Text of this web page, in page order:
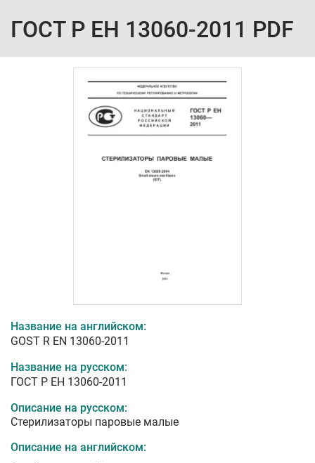
ГОСТ Р ЕН 13060-2011 PDF
Название на английском:
GOST R EN 13060-2011
Название на русском:
ГОСТ Р ЕН 13060-2011
Описание на русском:
Стерилизаторы паровые малые
Описание на английском: